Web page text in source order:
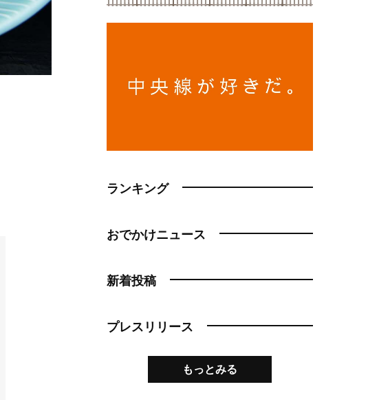
ランキング
おでかけニュース
新着投稿
プレスリリース
もっとみる